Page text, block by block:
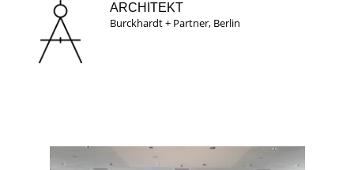
ARCHITEKT
Burckhardt + Partner, Berlin